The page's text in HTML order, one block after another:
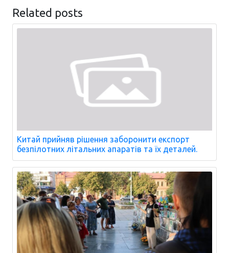
Related posts
Китай прийняв рішення заборонити експорт
безпілотних літальних апаратів та їх деталей.